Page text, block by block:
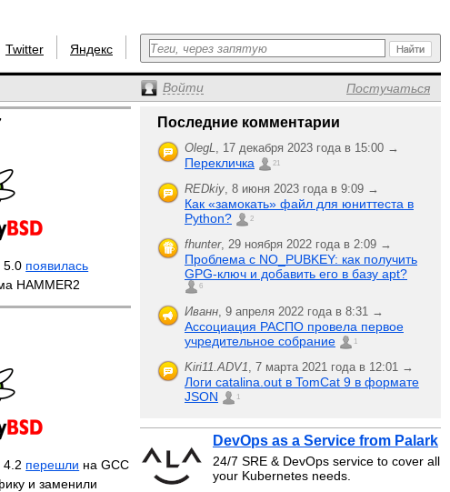
Twitter Яндекс
Войти Постучаться
5.0 появилась
HAMMER2
4.2 перешли на GCC
и заменили
Последние комментарии
OlegL, 17 декабря 2023 года в 15:00 →
Перекличка 21
REDkiy, 8 июня 2023 года в 9:09 →
Как «замокать» файл для юниттеста в
Python?
2
fhunter, 29 ноября 2022 года в 2:09 →
Проблема с NO_PUBKEY: как получить
GPG-ключ и добавить его в базу apt?
6
Иванн, 9 апреля 2022 года в 8:31 →
Ассоциация РАСПО провела первое
учредительное собрание
1
Kiri11.ADV1, 7 марта 2021 года в 12:01 →
Логи catalina.out в TomCat 9 в формате
JSON
1
DevOps as a Service from Palark
24/7 SRE & DevOps service to cover all
your Kubernetes needs.